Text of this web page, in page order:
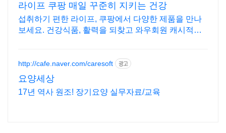
라이프 쿠팡 매일 꾸준히 지키는 건강
섭취하기 편한 라이프, 쿠팡에서 다양한 제품을 만나
보세요. 건강식품, 활력을 되찾고 와우회원 캐시적립
http://cafe.naver.com/caresoft 광고
요양세상
17년 역사 원조! 장기요양 실무자료/교육